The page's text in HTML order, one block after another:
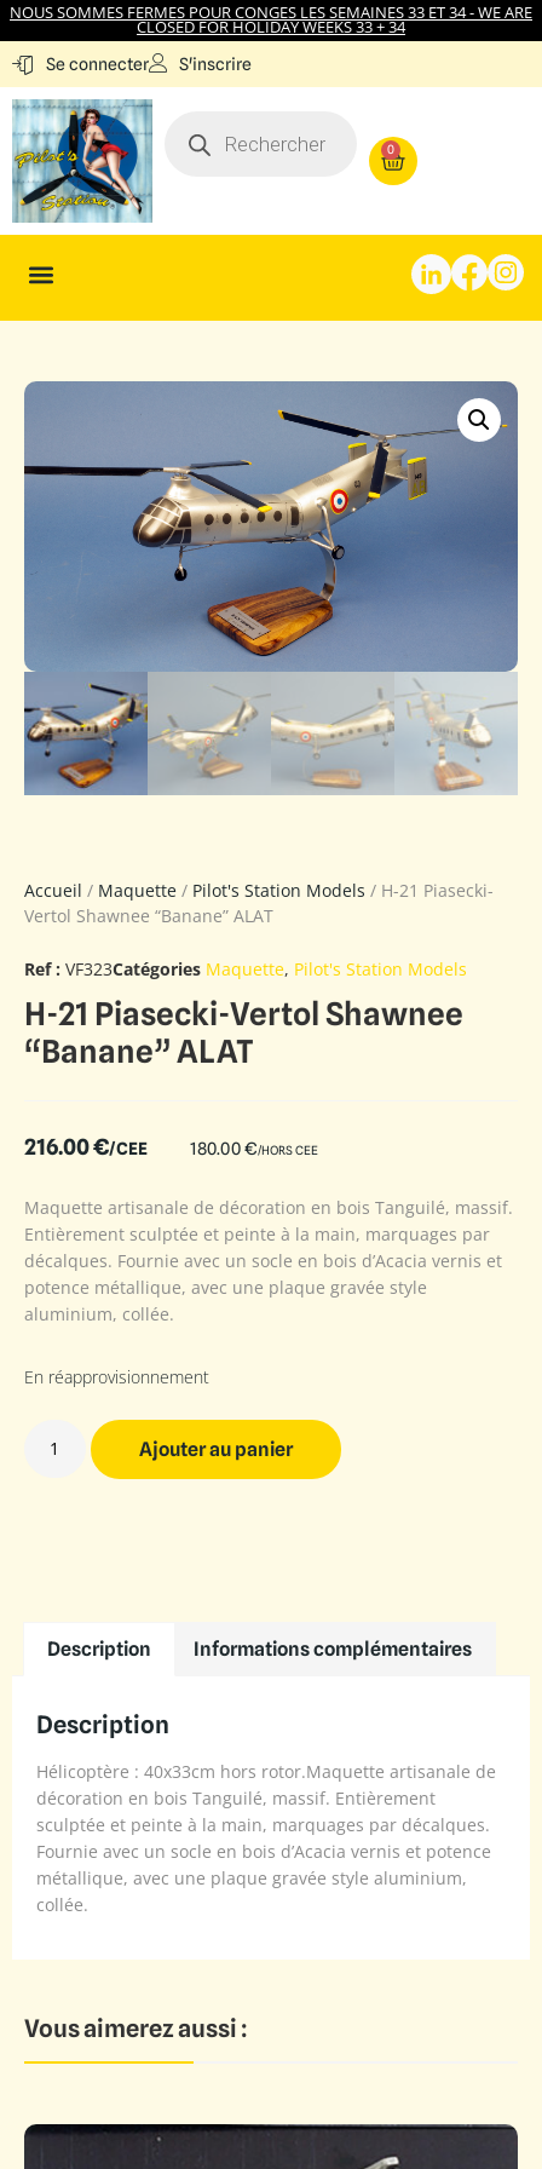
NOUS SOMMES FERMES POUR CONGES LES SEMAINES 33 ET 34 - WE ARE
CLOSED FOR HOLIDAY WEEKS 33 + 34
Se connecter S'inscrire
0
Accueil / Maquette / Pilot's Station Models / H-21 Piasecki-
Vertol Shawnee “Banane” ALAT
Ref : VF323Catégories Maquette, Pilot's Station Models
H-21 Piasecki-Vertol Shawnee
“Banane” ALAT
216.00€/CEE 180.00€/HORS CEE
Maquette artisanale de décoration en bois Tanguilé, massif.
Entièrement sculptée et peinte à la main, marquages par
décalques. Fournie avec un socle en bois d’Acacia vernis et
potence métallique, avec une plaque gravée style
aluminium, collée.
En réapprovisionnement
Ajouter au panier
Description Informations complémentaires
Description
Hélicoptère : 40x33cm hors rotor.Maquette artisanale de
décoration en bois Tanguilé, massif. Entièrement
sculptée et peinte à la main, marquages par décalques.
Fournie avec un socle en bois d’Acacia vernis et potence
métallique, avec une plaque gravée style aluminium,
collée.
Vous aimerez aussi :